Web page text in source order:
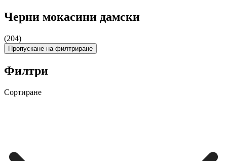
Черни мокасини дамски
(204)
Пропускане на филтриране
Филтри
Сортиране